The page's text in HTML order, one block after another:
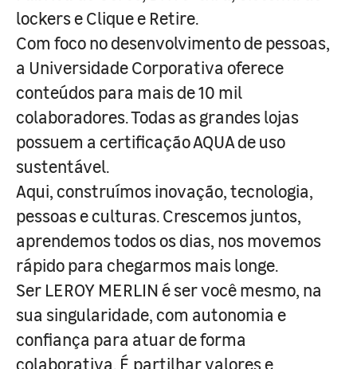
lockers e Clique e Retire.
Com foco no desenvolvimento de pessoas,
a Universidade Corporativa oferece
conteúdos para mais de 10 mil
colaboradores. Todas as grandes lojas
possuem a certificação AQUA de uso
sustentável.
Aqui, construímos inovação, tecnologia,
pessoas e culturas. Crescemos juntos,
aprendemos todos os dias, nos movemos
rápido para chegarmos mais longe.
Ser LEROY MERLIN é ser você mesmo, na
sua singularidade, com autonomia e
confiança para atuar de forma
colaborativa. É partilhar valores e